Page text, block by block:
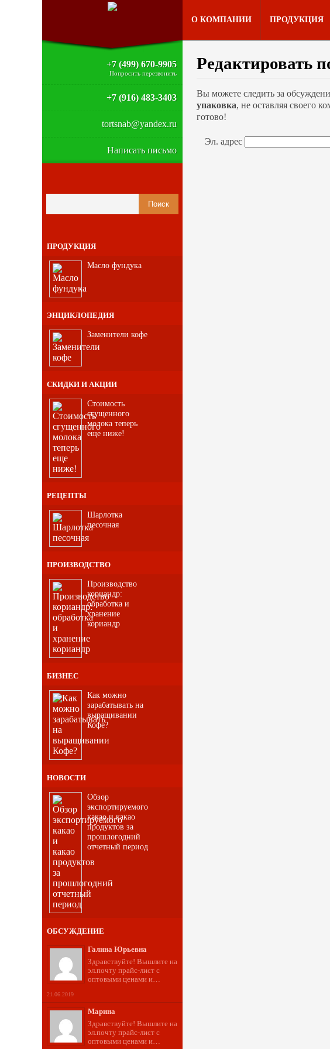
О КОМПАНИИ ПРОДУКЦИЯ
+7 (499) 670-9905
Попросить перезвонить
+7 (916) 483-3403
tortsnab@yandex.ru
Написать письмо
ПРОДУКЦИЯ
Масло фундука
ЭНЦИКЛОПЕДИЯ
Заменители кофе
СКИДКИ И АКЦИИ
Стоимость
сгущенного
молока теперь
еще ниже!
РЕЦЕПТЫ
Шарлотка
песочная
ПРОИЗВОДСТВО
Производство
кориандр:
обработка и
хранение
кориандр
БИЗНЕС
Как можно
зарабатывать на
выращивании
Кофе?
НОВОСТИ
Обзор
экспортируемого
какао и какао
продуктов за
прошлогодний
отчетный период
ОБСУЖДЕНИЕ
Галина Юрьевна
Здравствуйте! Вышлите на
эл.почту прайс-лист с
оптовыми ценами и…
21.06.2019
Марина
Здравствуйте! Вышлите на
эл.почту прайс-лист с
оптовыми ценами и…
Редактировать
Вы можете следить за
упаковка, не оставляя своего
готово!
Эл. адрес